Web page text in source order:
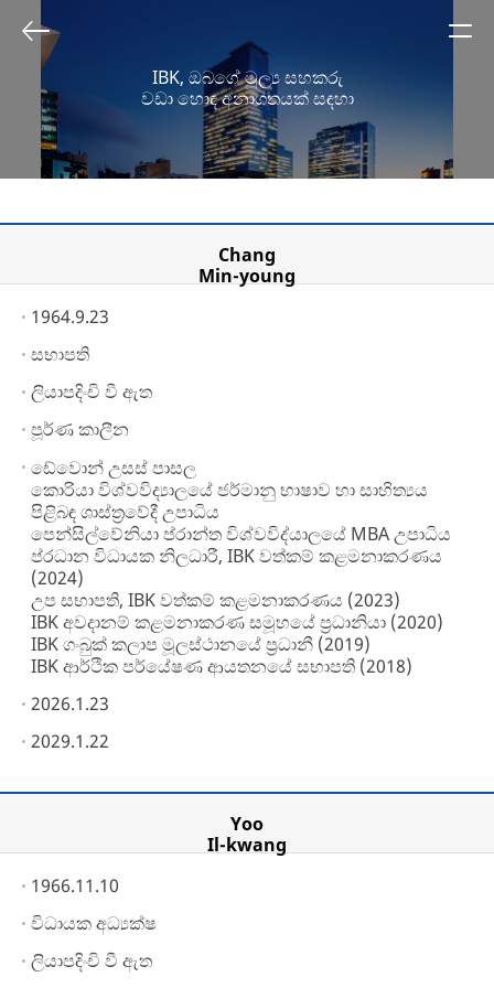
IBK, ඔබගේ මූල්‍ය සහකරු
වඩා හොඳ අනාගතයක් සඳහා
Chang
Min-young
1964.9.23
සභාපති
ලියාපදිංචි වී ඇත
පූර්ණ කාලීන
ඩේවොන් උසස් පාසල
කොරියා විශ්වවිද්‍යාලයේ ජර්මානු භාෂාව හා සාහිත්‍යය
පිළිබඳ ශාස්ත්‍රවේදී උපාධිය
පෙන්සිල්වේනියා ප්රාන්ත විශ්වවිද්යාලයේ MBA උපාධිය
ප්රධාන විධායක නිලධාරී, IBK වත්කම් කළමනාකරණය
(2024)
උප සභාපති, IBK වත්කම් කළමනාකරණය (2023)
IBK අවදානම් කළමනාකරණ සමූහයේ ප්‍රධානියා (2020)
IBK ගංබුක් කලාප මූලස්ථානයේ ප්‍රධානී (2019)
IBK ආර්ථික පර්යේෂණ ආයතනයේ සභාපති (2018)
2026.1.23
2029.1.22
Yoo
Il-kwang
1966.11.10
විධායක අධ්‍යක්ෂ
ලියාපදිංචි වී ඇත